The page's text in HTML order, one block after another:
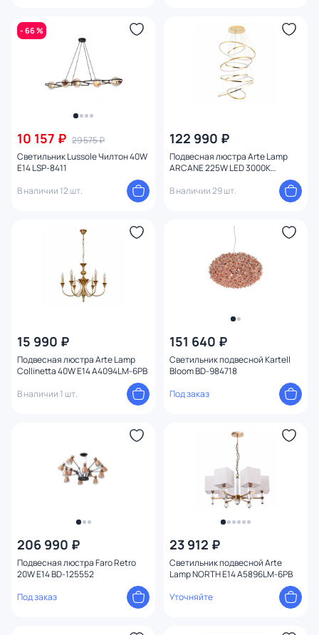
- 66 %
10 157 ₽ 29 575 ₽
Светильник Lussole Чилтон 40W
E14 LSP-8411
В наличии 12 шт.
122 990 ₽
Подвесная люстра Arte Lamp
ARCANE 225W LED 3000К
В наличии 29 шт.
15 990 ₽
Подвесная люстра Arte Lamp
Collinetta 40W E14 A4094LM-6PB
В наличии 1 шт.
151 640 ₽
Светильник подвесной Kartell
Bloom BD-984718
Под заказ
206 990 ₽
Подвесная люстра Faro Retro
20W E14 BD-125552
Под заказ
23 912 ₽
Светильник подвесной Arte
Lamp NORTH E14 A5896LM-6PB
Уточняйте